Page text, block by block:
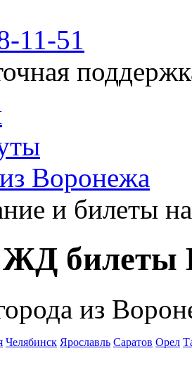
11-51
Воронежа
и билеты
билеты
из
Челябинск Ярославль Саратов Орел